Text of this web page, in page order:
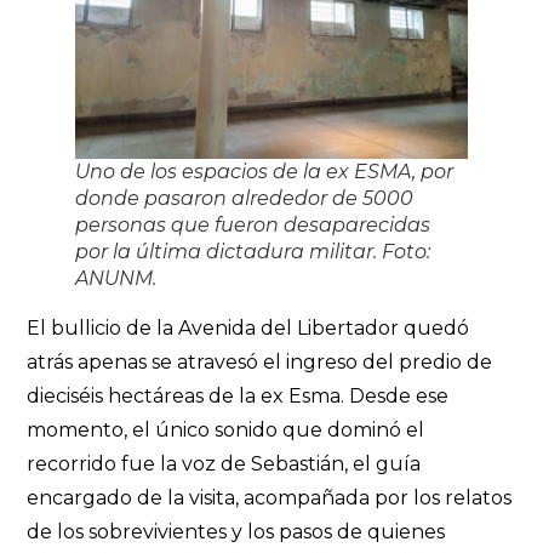
Uno de los espacios de la ex ESMA, por
donde pasaron alrededor de 5000
personas que fueron desaparecidas
por la última dictadura militar. Foto:
ANUNM.
El bullicio de la Avenida del Libertador quedó
atrás apenas se atravesó el ingreso del predio de
dieciséis hectáreas de la ex Esma. Desde ese
momento, el único sonido que dominó el
recorrido fue la voz de Sebastián, el guía
encargado de la visita, acompañada por los relatos
de los sobrevivientes y los pasos de quienes